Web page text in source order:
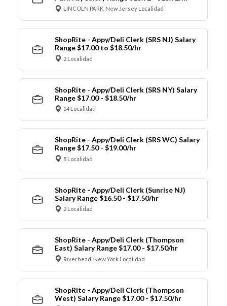
LINCOLN PARK, New Jersey Localidad
ShopRite - Appy/Deli Clerk (SRS NJ) Salary
Range $17.00 to $18.50/hr
2 Localidad
ShopRite - Appy/Deli Clerk (SRS NY) Salary
Range $17.00 - $18.50/hr
14 Localidad
ShopRite - Appy/Deli Clerk (SRS WC) Salary
Range $17.50 - $19.00/hr
8 Localidad
ShopRite - Appy/Deli Clerk (Sunrise NJ)
Salary Range $16.50 - $17.50/hr
2 Localidad
ShopRite - Appy/Deli Clerk (Thompson
East) Salary Range $17.00 - $17.50/hr
Riverhead, New York Localidad
ShopRite - Appy/Deli Clerk (Thompson
West) Salary Range $17.00 - $17.50/hr